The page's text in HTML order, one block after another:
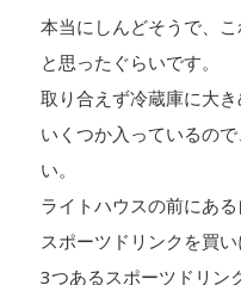
本当にしんどそうで、
と思ったぐらいです。
取り合えず冷蔵庫に大
いくつか入っているの
い。
ライトハウスの前にあ
スポーツドリンクを買
3つあるスポーツドリン